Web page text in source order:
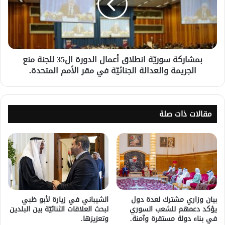
بمشاركة سوريّة انطلاق أعمال الدورة ال35 للجنة منع
الجريمة والعدالة الجنائيّة في مقر الأمم المتحدة.
مقالات ذات صلة
بيان وزاري مشترك لعدة دول
يؤكد دعمهم للشعب السوري
في بناء دولة مستقرة وآمنة.
الشيباني في زيارة لأبو ظبي
لبحث العلاقات الثنائيّة بين البلدين
وتعزيزها.